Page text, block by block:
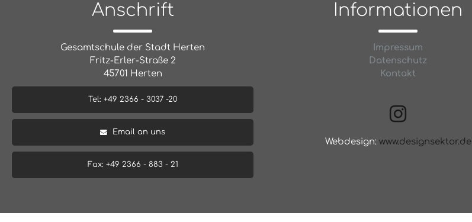
Anschrift
Gesamtschule der Stadt Herten
Fritz-Erler-Straße 2
45701 Herten
Tel: +49 2366 - 3037 -20
Email an uns
Fax: +49 2366 - 883 - 21
Informationen
Impressum
Datenschutz
Kontakt
Webdesign: www.designsektor.de